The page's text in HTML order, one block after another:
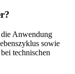
Anwendung
sowie
technischen